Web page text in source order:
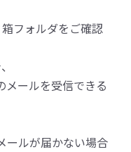
フォルダをご確認
メールを受信できる
ールが届かない場合